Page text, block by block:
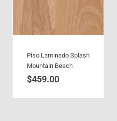
Piso Laminado Splash
Mountain Beech
$459.00